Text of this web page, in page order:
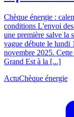
Chèque énergie :
conditions L'envoi
une première salve la
vague débute le lundi
novembre 2025.
Grand Est à la [...]
ActuChèque énergie